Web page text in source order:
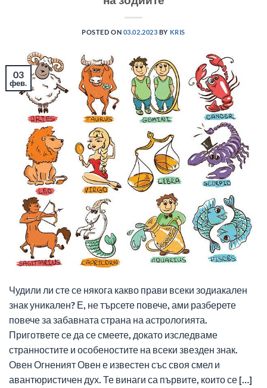
POSTED ON 03.02.2023 BY KRIS
03
фев.
Чудили ли сте се някога какво прави всеки зодиакален
знак уникален? Е, не търсете повече, ами разберете
повече за забавната страна на астрологията.
Пригответе се да се смеете, докато изследваме
странностите и особеностите на всеки звезден знак.
Овен Огненият Овен е известен със своя смел и
авантюристичен дух. Те винаги са първите, които се […]